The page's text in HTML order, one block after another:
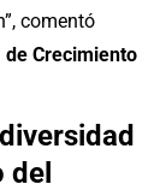
comentó
Crecimiento